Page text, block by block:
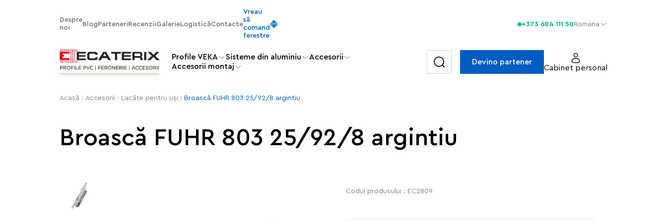
Despre
noi
BlogParteneriRecenziiGalerieLogisticăContacte
Vreau
să
comand
ferestre
+373 684 111 50Romana
Profile VEKA Sisteme din aluminiu
Accesorii
Аccesorii montaj
Devino partener
Cabinet personal
Acasă Accesorii Lacăte pentru uşi Broască FUHR 803 25/92/8 argintiu
Broască FUHR 803 25/92/8 argintiu
Codul produsului : EC2809